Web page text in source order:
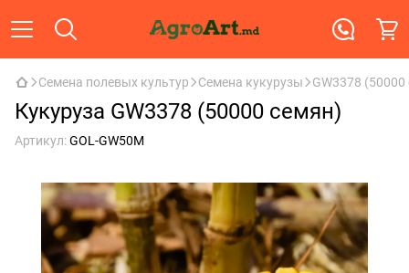
Семена полевых культур Семена кукурузы GW3378
Кукуруза GW3378 (50000 семян)
Артикул:GOL-GW50M